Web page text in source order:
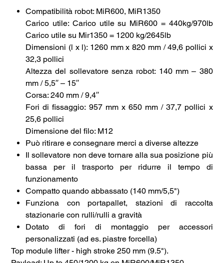
Compatibilità robot: MiR600, MiR1350
Carico utile: Carico utile su MiR600 = 440kg/970lb
Carico utile su Mir1350 = 1200 kg/2645lb
Dimensioni (l x l): 1260 mm x 820 mm / 49,6 pollici x
32,3 pollici
Altezza del sollevatore senza robot: 140 mm – 380
mm / 5,5′′ – 15′′
Corsa: 240 mm / 9,4′′
Fori di fissaggio: 957 mm x 650 mm / 37,7 pollici x
25,6 pollici
Dimensione del filo: M12
Può ritirare e consegnare merci a diverse altezze
Il sollevatore non deve tornare alla sua posizione più
bassa per il trasporto per ridurre il tempo di
funzionamento
Compatto quando abbassato (140 mm/5,5")
Funziona con portapallet, stazioni di raccolta
stazionarie con rulli/rulli a gravità
Dotato di fori di montaggio per accessori
personalizzati (ad es. piastre forcella)
Top module lifter - high stroke 250 mm (9.5").